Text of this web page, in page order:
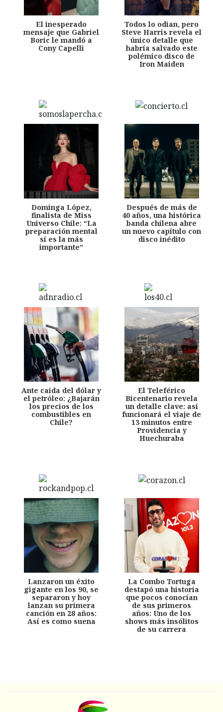
El inesperado
mensaje que Gabriel
Boric le mandó a
Cony Capelli
Todos lo odian, pero
Steve Harris revela el
único detalle que
habría salvado este
polémico disco de
Iron Maiden
Dominga López,
finalista de Miss
Universo Chile: “La
preparación mental
sí es la más
importante”
Después de más de
40 años, una histórica
banda chilena abre
un nuevo capítulo con
disco inédito
Ante caída del dólar y
el petróleo: ¿Bajarán
los precios de los
combustibles en
Chile?
El Teleférico
Bicentenario revela
un detalle clave: así
funcionará el viaje de
13 minutos entre
Providencia y
Huechuraba
Lanzaron un éxito
gigante en los 90, se
separaron y hoy
lanzan su primera
canción en 28 años:
Así es como suena
La Combo Tortuga
destapó una historia
que pocos conocían
de sus primeros
años: Uno de los
shows más insólitos
de su carrera